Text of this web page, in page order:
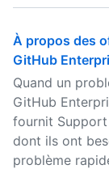
À propos des
GitHub
Quand un
GitHub
fournit
dont ils ont
problème